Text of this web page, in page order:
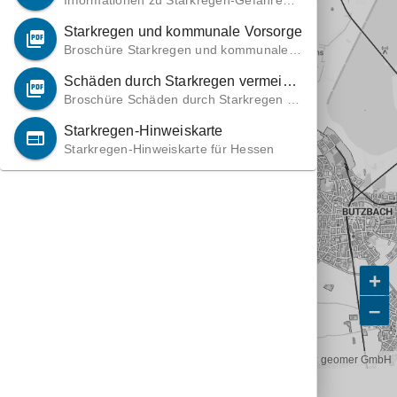
picture_as_pdf Starkregen und kommunale Vorsorge
Broschüre Starkregen und kommunale V
picture_as_pdf Schäden durch Starkregen vermeiden
Broschüre Schäden durch Starkregen ve
web Starkregen-Hinweiskarte
Starkregen-Hinweiskarte für Hessen
+
–
| Abflussanimation: geomer GmbH